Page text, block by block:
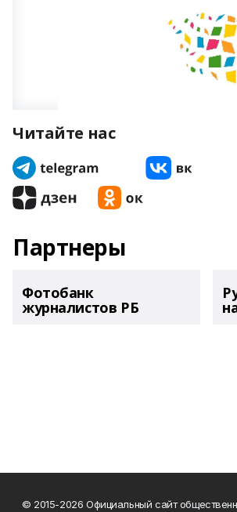
Читайте нас
Партнеры
Фотобанк
журналистов РБ
© 2015-2026 Официальный сайт